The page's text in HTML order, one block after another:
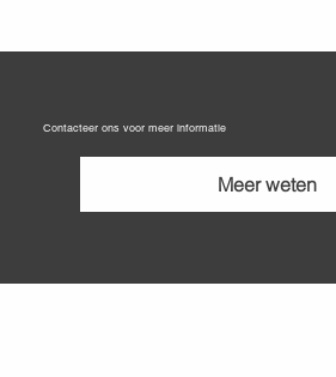
Contacteer ons voor meer informatie
Meer weten